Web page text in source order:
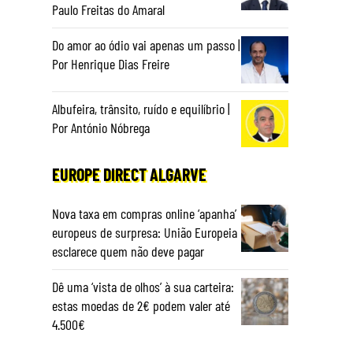
Paulo Freitas do Amaral
Do amor ao ódio vai apenas um passo |
Por Henrique Dias Freire
Albufeira, trânsito, ruído e equilíbrio |
Por António Nóbrega
EUROPE DIRECT ALGARVE
Nova taxa em compras online ‘apanha’
europeus de surpresa: União Europeia
esclarece quem não deve pagar
Dê uma ‘vista de olhos’ à sua carteira:
estas moedas de 2€ podem valer até
4.500€